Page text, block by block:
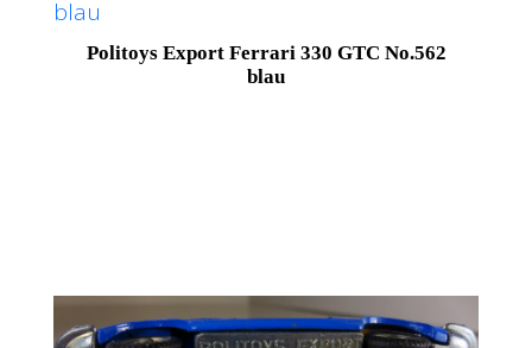
Politoys Export Ferrari 330 GTC No.562
blau